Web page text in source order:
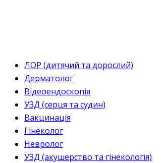
ЛОР (дитячий та дорослий)
Дерматолог
Відеоендоскопія
УЗД (серця та судин)
Вакцинація
Гінеколог
Невролог
УЗД (акушерство та гінекологія)